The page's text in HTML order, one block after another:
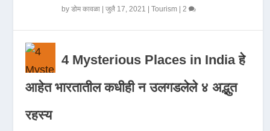
byडोम कावळा |जुलै 17, 2021 |Tourism |2
4 Mysterious Places in India हे
आहेत भारतातील कधीही न उलगडलेले ४ अद्भुत
रहस्य